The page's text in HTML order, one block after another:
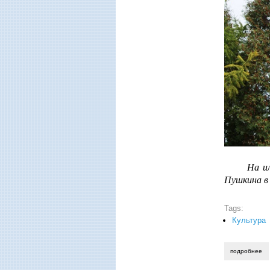
На
Пушкина в
Tags:
Культура
подробнее